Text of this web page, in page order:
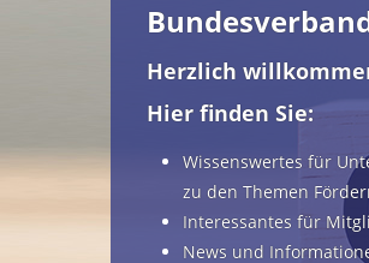
Herzlich
Hier finden Sie:
Wissenswertes für
zu den Themen
Interessantes für
News und